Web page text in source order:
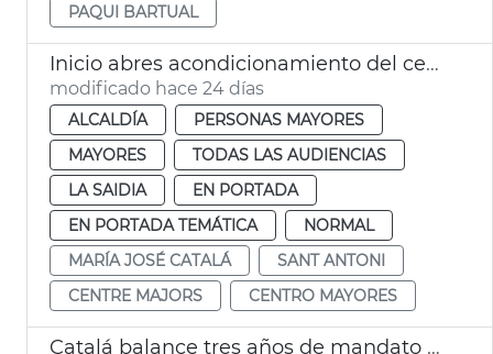
PAQUI BARTUAL
Inicio abres acondicionamiento del centro de mayores Sant Antoni València
modificado hace 24 días
ALCALDÍA
PERSONAS MAYORES
MAYORES
TODAS LAS AUDIENCIAS
LA SAIDIA
EN PORTADA
EN PORTADA TEMÁTICA
NORMAL
MARÍA JOSÉ CATALÁ
SANT ANTONI
CENTRE MAJORS
CENTRO MAYORES
Catalá balance tres años de mandato València